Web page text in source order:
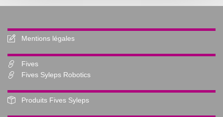
Mentions légales
Fives
Fives Syleps Robotics
Produits Fives Syleps